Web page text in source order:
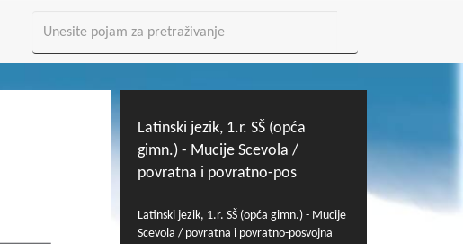
Latinski jezik, 1.r. SŠ (opća
gimn.) - Mucije Scevola /
povratna i povratno-pos
Latinski jezik, 1.r. SŠ (opća gimn.) - Mucije
Scevola / povratna i povratno-posvojna